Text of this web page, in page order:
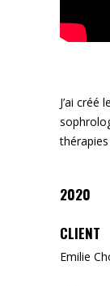
J’ai créé
2020
CLIENT
Emilie